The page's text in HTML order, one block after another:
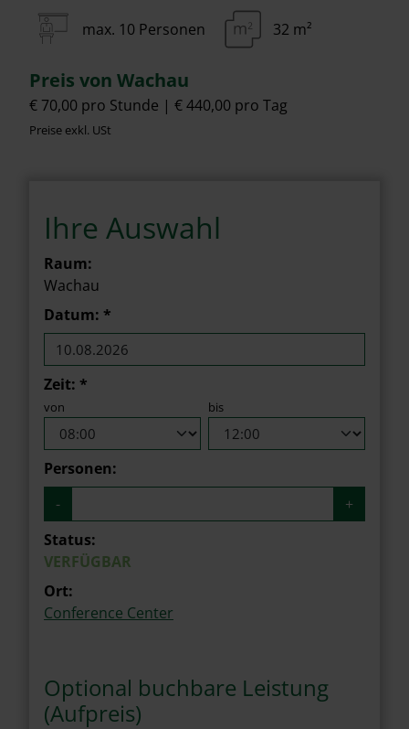
max. 10 Personen 32 m²
Preis von Wachau
€ 70,00 pro Stunde € 440,00 pro Tag
Preise exkl. USt
Ihre Auswahl
Raum:
Wachau
Datum: *
Zeit: *
von bis
Personen:
-
+
Status:
VERFÜGBAR
Ort:
Conference Center
Optional buchbare Leistung
(Aufpreis)